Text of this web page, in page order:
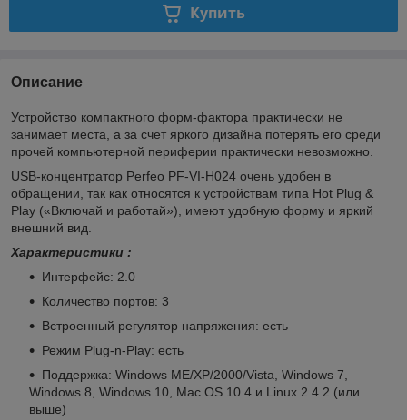
Купить
Описание
Устройство компактного форм-фактора практически не
занимает места, а за счет яркого дизайна потерять его среди
прочей компьютерной периферии практически невозможно.
USB-концентратор Perfeo PF-VI-H024 очень удобен в
обращении, так как относятся к устройствам типа Hot Plug &
Play («Включай и работай»), имеют удобную форму и яркий
внешний вид.
Характеристики :
Интерфейс: 2.0
Количество портов: 3
Встроенный регулятор напряжения: есть
Режим Plug-n-Play: есть
Поддержка: Windows ME/XP/2000/Vista, Windows 7,
Windows 8, Windows 10, Mac OS 10.4 и Linux 2.4.2 (или
выше)